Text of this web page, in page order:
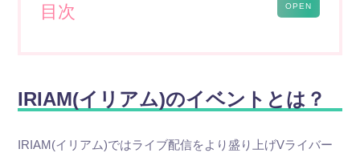
OPEN
目次
IRIAM(イリアム)のイベントとは？
IRIAM(イリアム)ではライブ配信をより盛り上げVライバー